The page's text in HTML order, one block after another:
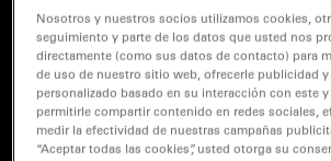
Nosotros y nuestros socios utilizamos cookies,
seguimiento y parte de los datos que usted nos
directamente (como sus datos de contacto) para
de uso de nuestro sitio web, ofrecerle publicidad
personalizado basado en su interacción con este
permitirle compartir contenido en redes sociales,
medir la efectividad de nuestras campañas
“Aceptar todas las cookies”, usted otorga su